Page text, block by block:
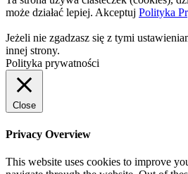
może działać lepiej. Akceptuj Polityka
Jeżeli nie zgadzasz się z tymi
innej strony.
Polityka prywatności
Close
Privacy Overview
This website uses cookies to improve